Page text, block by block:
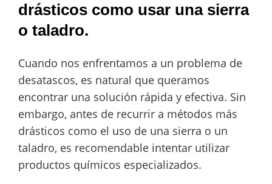
drásticos como usar una sierra
o taladro.
Cuando nos enfrentamos a un problema de
desatascos, es natural que queramos
encontrar una solución rápida y efectiva. Sin
embargo, antes de recurrir a métodos más
drásticos como el uso de una sierra o un
taladro, es recomendable intentar utilizar
productos químicos especializados.